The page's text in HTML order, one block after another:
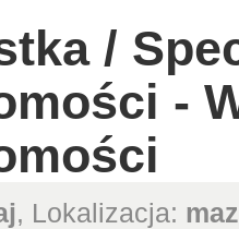
/
-
, Lokalizacja: